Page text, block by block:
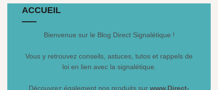
ACCUEIL
Bienvenue sur le Blog Direct Signalétique !
Vous y retrouvez conseils, astuces, tutos et rappels de
loi en lien avec la signalétique.
Découvrez également nos produits sur www.Direct-